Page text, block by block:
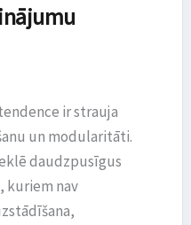
ir strauja
un modularitāti.
daudzpusīgus
kuriem nav